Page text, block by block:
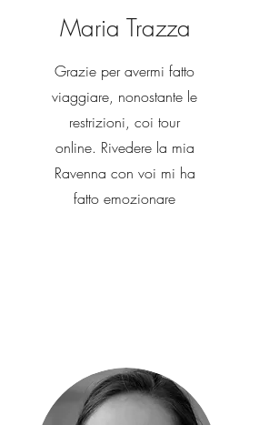
Maria Trazza
Grazie per avermi fatto
viaggiare, nonostante le
restrizioni, coi tour
online. Rivedere la mia
Ravenna con voi mi ha
fatto emozionare